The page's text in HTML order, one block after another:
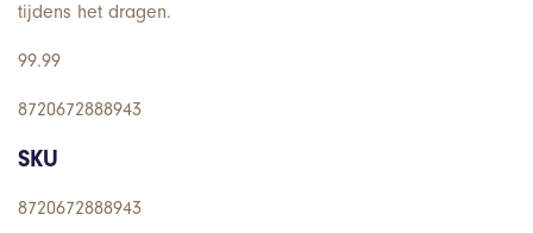
tijdens het dragen.
99.99
8720672888943
SKU
8720672888943